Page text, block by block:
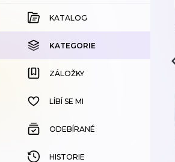
KOUPENÉ
KATEGORIE
ZÁLOŽKY
HISTORIE
KATALOG
KATEGORIE
ZÁLOŽKY
LÍBÍ SE MI
ODEBÍRANÉ
HISTORIE